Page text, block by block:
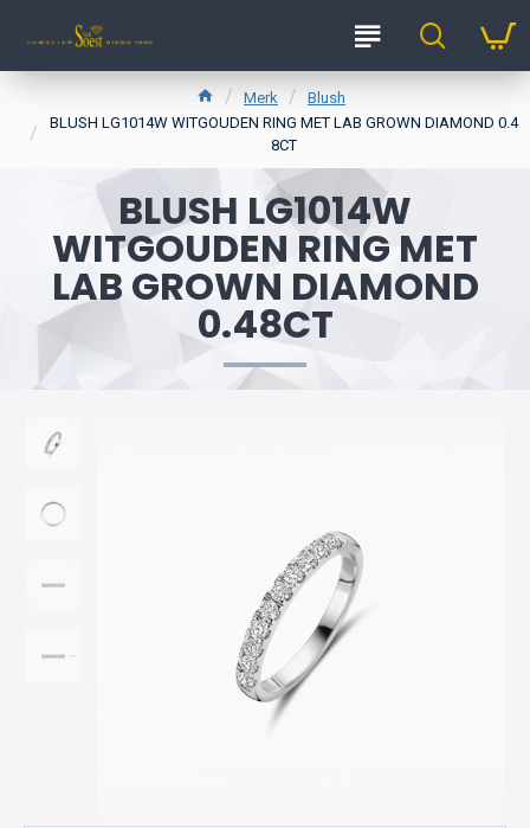
Merk
Blush
BLUSH LG1014W WITGOUDEN RING MET LAB GROWN DIAMOND 0.4
8CT
BLUSH LG1014W
WITGOUDEN RING MET
LAB GROWN DIAMOND
0.48CT